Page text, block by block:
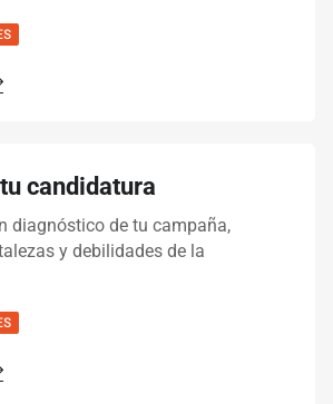
candidatura
diagnóstico de tu campaña,
y debilidades de la